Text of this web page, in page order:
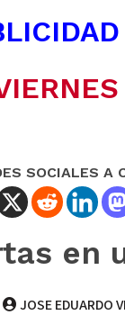
SOCIALES A
en
JOSE EDUARDO